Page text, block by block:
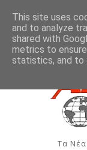
Συλλόγου
Τα
This site uses
and to analyze
shared with
metrics to
statistics, and to